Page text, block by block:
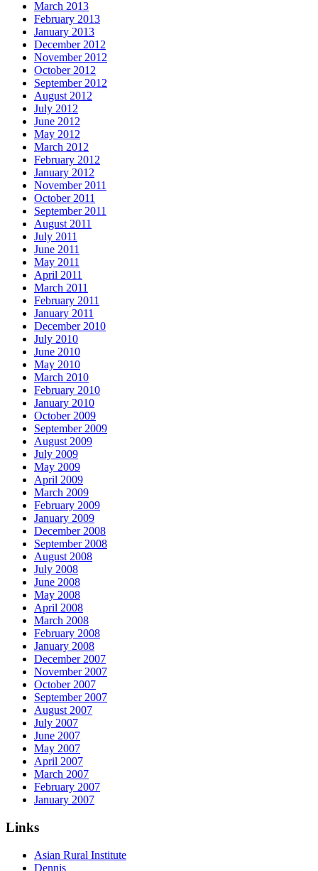
March 2013
February 2013
January 2013
December 2012
November 2012
October 2012
September 2012
August 2012
July 2012
June 2012
May 2012
March 2012
February 2012
January 2012
November 2011
October 2011
September 2011
August 2011
July 2011
June 2011
May 2011
April 2011
March 2011
February 2011
January 2011
December 2010
July 2010
June 2010
May 2010
March 2010
February 2010
January 2010
October 2009
September 2009
August 2009
July 2009
May 2009
April 2009
March 2009
February 2009
January 2009
December 2008
September 2008
August 2008
July 2008
June 2008
May 2008
April 2008
March 2008
February 2008
January 2008
December 2007
November 2007
October 2007
September 2007
August 2007
July 2007
June 2007
May 2007
April 2007
March 2007
February 2007
January 2007
Links
Asian Rural Institute
Dennis